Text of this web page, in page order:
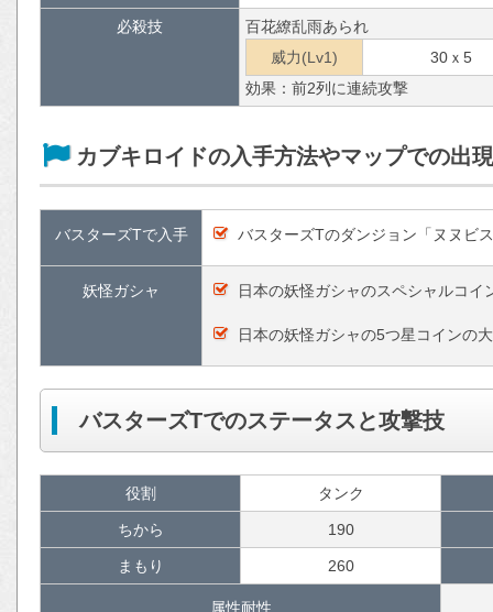
必殺技
百花繚乱雨あられ
威力(Lv1)
30ｘ5
効果：前2列に連続攻撃
カブキロイドの入手方法やマップでの出
バスターズTで入手 バスターズTのダンジョン「ヌヌビ
妖怪ガシャ 日本の妖怪ガシャのスペシャルコイ
日本の妖怪ガシャの5つ星コインの
バスターズTでのステータスと攻撃技
役割 タンク
ちから 190
まもり 260
属性耐性